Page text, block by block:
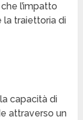
l’impatto
traiettoria di
capacità di
attraverso un